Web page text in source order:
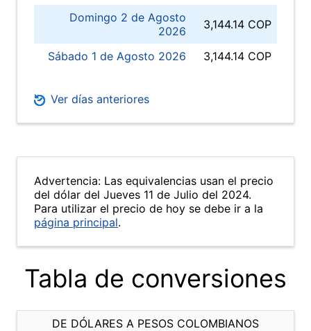
Domingo 2 de Agosto
2026
3,144.14 COP
Sábado 1 de Agosto 2026 3,144.14 COP
Ver días anteriores
Advertencia: Las equivalencias usan el precio
del dólar del Jueves 11 de Julio del 2024.
Para utilizar el precio de hoy se debe ir a la
página principal.
Tabla de conversiones
DE DÓLARES A PESOS COLOMBIANOS